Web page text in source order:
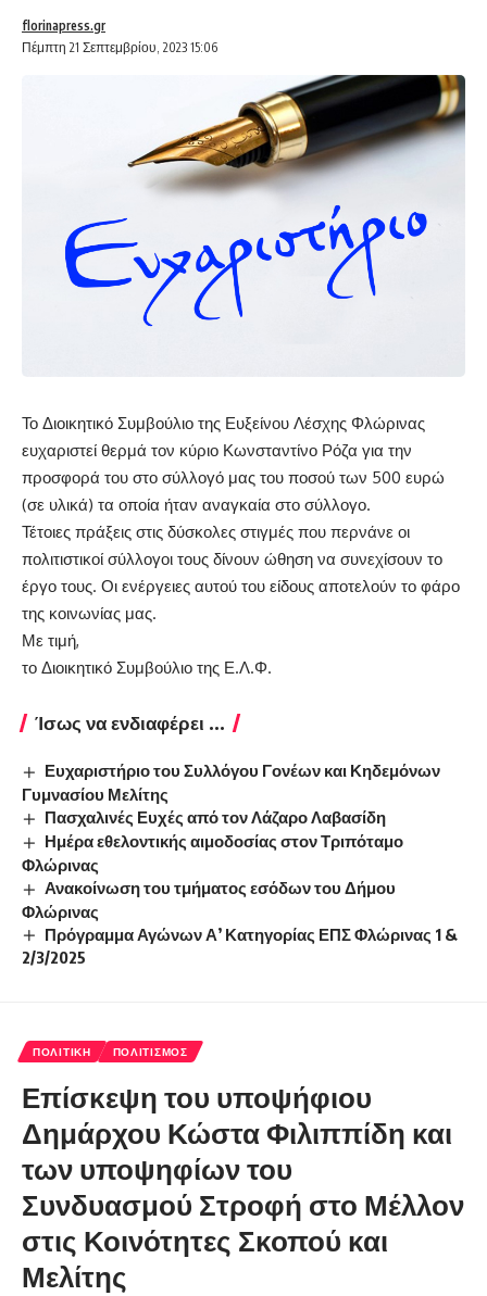
Πέμπτη 21 Σεπτεμβρίου, 2023 15:06
florinapress.gr
Το Διοικητικό Συμβούλιο της Ευξείνου Λέσχης Φλώρινας
ευχαριστεί θερμά τον κύριο Κωνσταντίνο Ρόζα για την
προσφορά του στο σύλλογό μας του ποσού των 500 ευρώ
(σε υλικά) τα οποία ήταν αναγκαία στο σύλλογο.
Τέτοιες πράξεις στις δύσκολες στιγμές που περνάνε οι
πολιτιστικοί σύλλογοι τους δίνουν ώθηση να συνεχίσουν το
έργο τους. Οι ενέργειες αυτού του είδους αποτελούν το φάρο
της κοινωνίας μας.
Με τιμή,
το Διοικητικό Συμβούλιο της Ε.Λ.Φ.
Ίσως να ενδιαφέρει ...
Ευχαριστήριο του Συλλόγου Γονέων και Κηδεμόνων
Γυμνασίου Μελίτης
Πασχαλινές Ευχές από τον Λάζαρο Λαβασίδη
Ημέρα εθελοντικής αιμοδοσίας στον Τριπόταμο
Φλώρινας
Ανακοίνωση του τμήματος εσόδων του Δήμου
Φλώρινας
Πρόγραμμα Αγώνων Α’ Κατηγορίας ΕΠΣ Φλώρινας 1 &
2/3/2025
ΠΟΛΙΤΙΚΉ ΠΟΛΙΤΙΣΜΌΣ
Επίσκεψη του υποψήφιου
Δημάρχου Κώστα Φιλιππίδη και
των υποψηφίων του
Συνδυασμού Στροφή στο Μέλλον
στις Κοινότητες Σκοπού και
Μελίτης